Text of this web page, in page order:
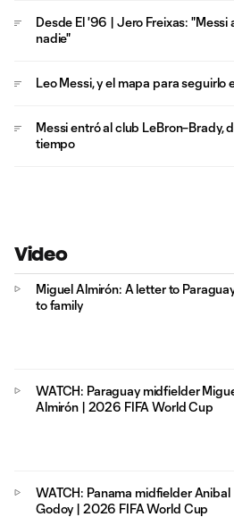
Desde El '96 | Jero Freixas:
nadie"
Leo Messi, y el mapa para seguirlo
Messi entró al club LeBron–Brady,
tiempo
Video
Miguel Almirón: A letter to
to family
WATCH: Paraguay midfielder
Almirón | 2026 FIFA World Cup
WATCH: Panama midfielder Anibal
Godoy | 2026 FIFA World Cup